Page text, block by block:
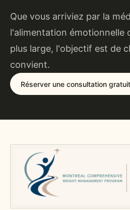
Que vous arriviez par la
l'alimentation émotionnelle
plus large, l'objectif est de
convient.
Réserver une consultation